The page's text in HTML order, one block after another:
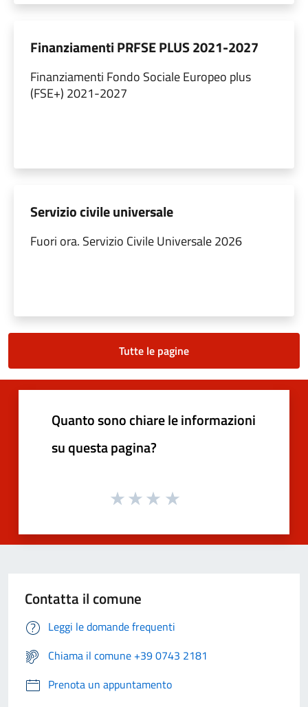
Finanziamenti PRFSE PLUS 2021-2027
Finanziamenti Fondo Sociale Europeo plus
(FSE+) 2021-2027
Servizio civile universale
Fuori ora. Servizio Civile Universale 2026
Tutte le pagine
Quanto sono chiare le informazioni
su questa pagina?
Contatta il comune
Leggi le domande frequenti
Chiama il comune +39 0743 2181
Prenota un appuntamento